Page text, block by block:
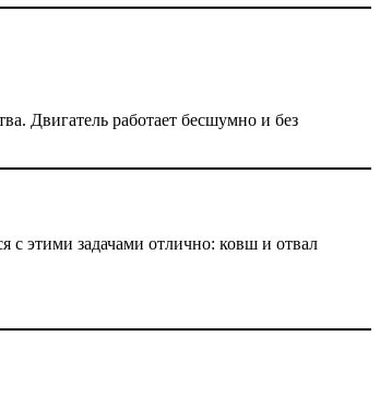
Двигатель работает бесшумно и без
с этими задачами отлично: ковш и отвал